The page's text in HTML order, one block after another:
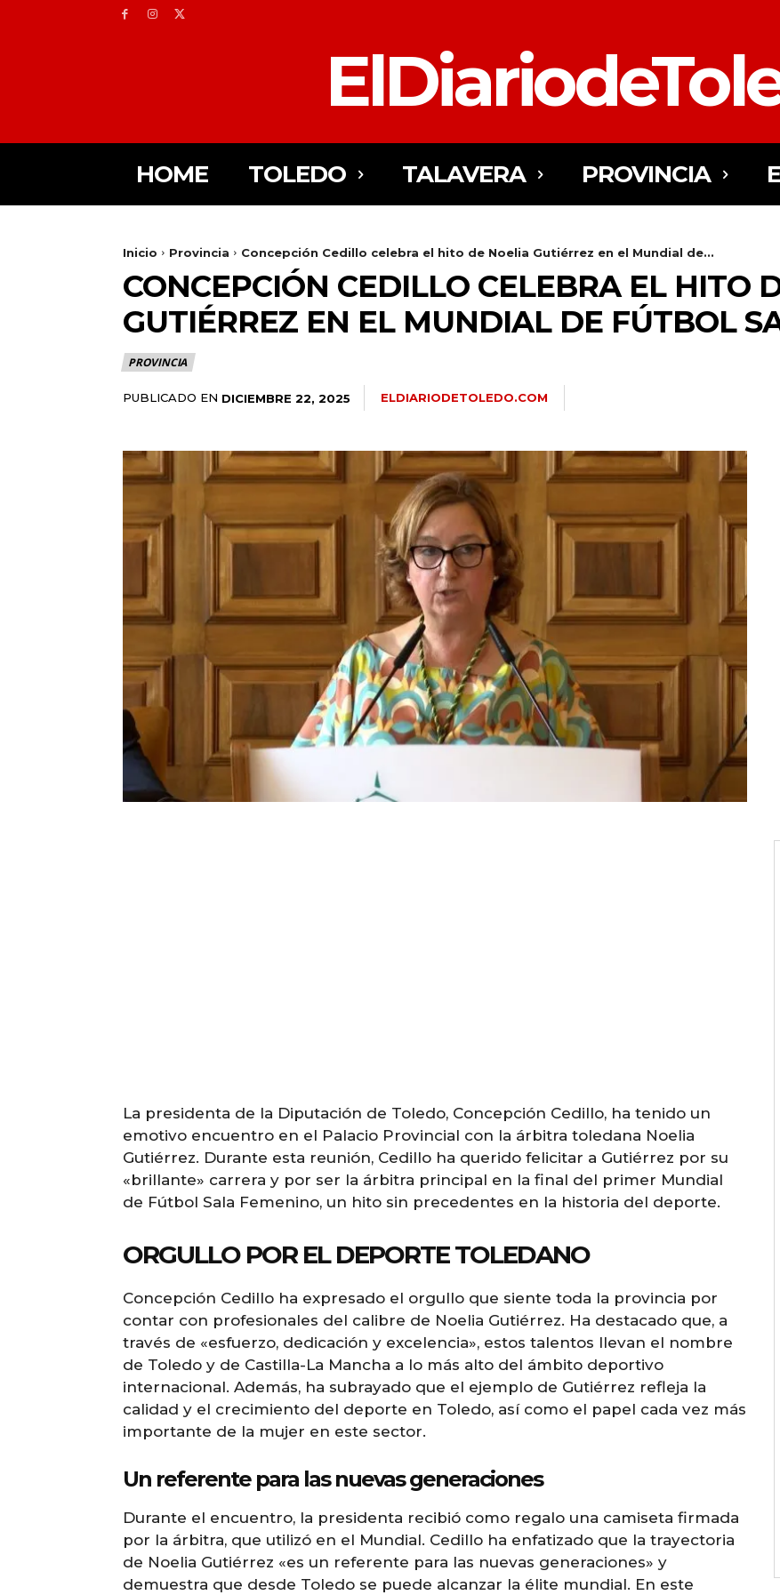
HOME TOLEDO TALAVERA PROVINCIA
Inicio Provincia Concepción Cedillo celebra el hito de Noelia Gutiérrez en el Mundial de...
CONCEPCIÓN CEDILLO CELEBRA EL HITO
GUTIÉRREZ EN EL MUNDIAL DE FÚTBOL
PROVINCIA
PUBLICADO EN DICIEMBRE 22, 2025 ELDIARIODETOLEDO.COM
La presidenta de la Diputación de Toledo, Concepción Cedillo, ha tenido un
emotivo encuentro en el Palacio Provincial con la árbitra toledana Noelia
Gutiérrez. Durante esta reunión, Cedillo ha querido felicitar a Gutiérrez por su
«brillante» carrera y por ser la árbitra principal en la final del primer Mundial
de Fútbol Sala Femenino, un hito sin precedentes en la historia del deporte.
ORGULLO POR EL DEPORTE TOLEDANO
Concepción Cedillo ha expresado el orgullo que siente toda la provincia por
contar con profesionales del calibre de Noelia Gutiérrez. Ha destacado que, a
través de «esfuerzo, dedicación y excelencia», estos talentos llevan el nombre
de Toledo y de Castilla-La Mancha a lo más alto del ámbito deportivo
internacional. Además, ha subrayado que el ejemplo de Gutiérrez refleja la
calidad y el crecimiento del deporte en Toledo, así como el papel cada vez más
importante de la mujer en este sector.
Un referente para las nuevas generaciones
Durante el encuentro, la presidenta recibió como regalo una camiseta firmada
por la árbitra, que utilizó en el Mundial. Cedillo ha enfatizado que la trayectoria
de Noelia Gutiérrez «es un referente para las nuevas generaciones» y
demuestra que desde Toledo se puede alcanzar la élite mundial. En este